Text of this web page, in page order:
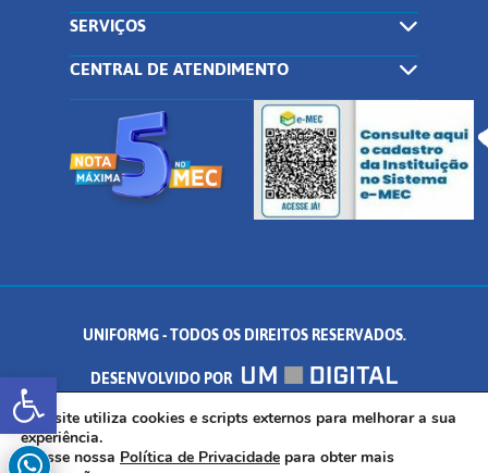
Abrir a barra de ferramentas
SERVIÇOS
CENTRAL DE ATENDIMENTO
UNIFORMG - TODOS OS DIREITOS RESERVADOS.
DESENVOLVIDO POR
AV. DR. ARNALDO DE SENNA, 328 - PALMEIRAS, FORMIGA/MG - CEP:
35.574.530
Este site utiliza cookies e scripts externos para melhorar a sua
experiência.
Acesse nossa Política de Privacidade para obter mais